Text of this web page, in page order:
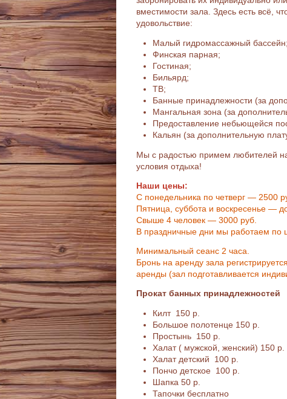
вместимости зала. Здесь есть всё,
удовольствие:
Малый гидромассажный бассейн;
Финская парная;
Гостиная;
Бильярд;
ТВ;
Банные принадлежности (за
Мангальная зона (за
Предоставление небьющейся
Кальян (за дополнительную
Мы с радостью примем любителей
условия отдыха!
Наши цены:
С понедельника по четверг — 2500
Пятница, суббота и воскресенье —
Свыше 4 человек — 3000 руб.
В праздничные дни мы работаем по
Минимальный сеанс 2 часа.
Бронь на аренду зала
аренды (зал подготавливается
Прокат банных принадлежностей
Килт 150 р.
Большое полотенце 150 р.
Простынь 150 р.
Халат ( мужской, женский) 150 р.
Халат детский 100 р.
Пончо детское 100 р.
Шапка 50 р.
Тапочки бесплатно